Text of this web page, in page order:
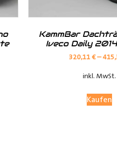
KammBar
Iveco Daily
320,11€–
inkl. MwSt.
Kaufen